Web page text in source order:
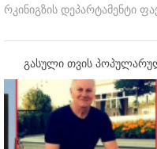
რკინიგზის დეპარტამენტი
გასული თვის